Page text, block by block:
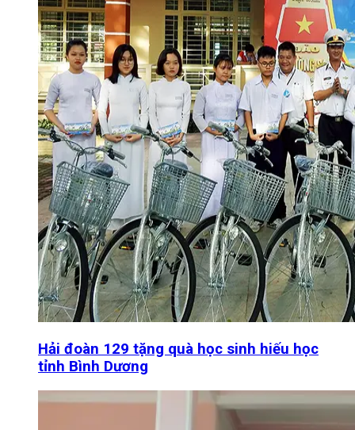
Hải đoàn 129 tặng quà học sinh hiếu học
tỉnh Bình Dương